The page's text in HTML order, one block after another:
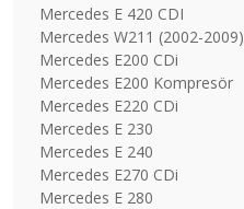
Mercedes E 420 CDI
Mercedes W211 (2002-2009)
Mercedes E200 CDi
Mercedes E200 Kompresör
Mercedes E220 CDi
Mercedes E 230
Mercedes E 240
Mercedes E270 CDi
Mercedes E 280